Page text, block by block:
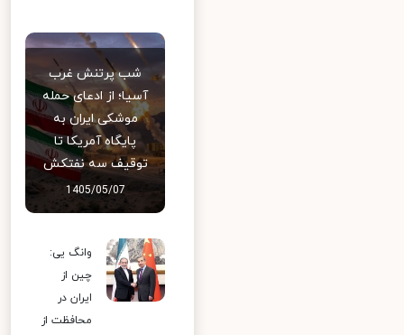
شب پرتنش غرب
آسیا؛ از ادعای حمله
موشکی ایران به
پایگاه آمریکا تا
توقیف سه نفتکش
1405/05/07
وانگ یی:
چین از
ایران در
محافظت از